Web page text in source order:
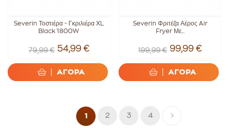
Severin Τοστιέρα - Γκριλιέρα XL
Black 1800W
79,99 € 54,99 €
ΑΓΟΡΑ
Severin Φριτέζα Αέρος Air
Fryer Με...
199,99 € 99,99 €
ΑΓΟΡΑ
1 2 3 4